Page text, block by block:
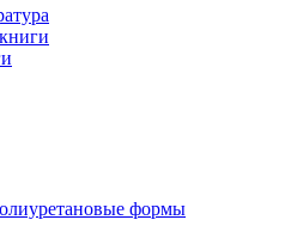
формы